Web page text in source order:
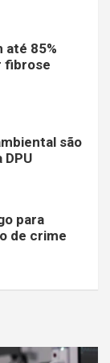
até 85%
fibrose
são
para
de crime